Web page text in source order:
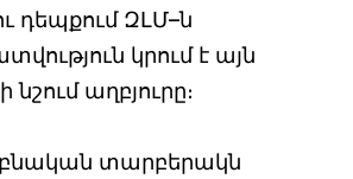
դեպքում ԶԼՄ–ն
կրում է այն
նշում աղբյուրը։
տարբերակն